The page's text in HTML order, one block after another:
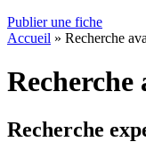
Publier une fiche
Accueil » Recherche
Recherche
Recherche